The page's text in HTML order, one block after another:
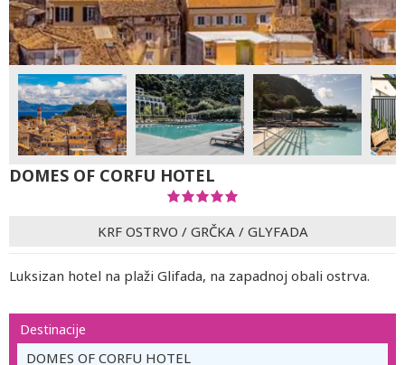
DOMES OF CORFU HOTEL
KRF OSTRVO / GRČKA / GLYFADA
Luksizan hotel na plaži Glifada, na zapadnoj obali ostrva.
Destinacije
DOMES OF CORFU HOTEL